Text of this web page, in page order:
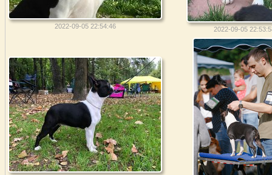
2022-09-05 22:54:46 2022-09-05